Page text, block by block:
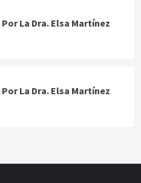
Por La Dra. Elsa Martínez
Por La Dra. Elsa Martínez